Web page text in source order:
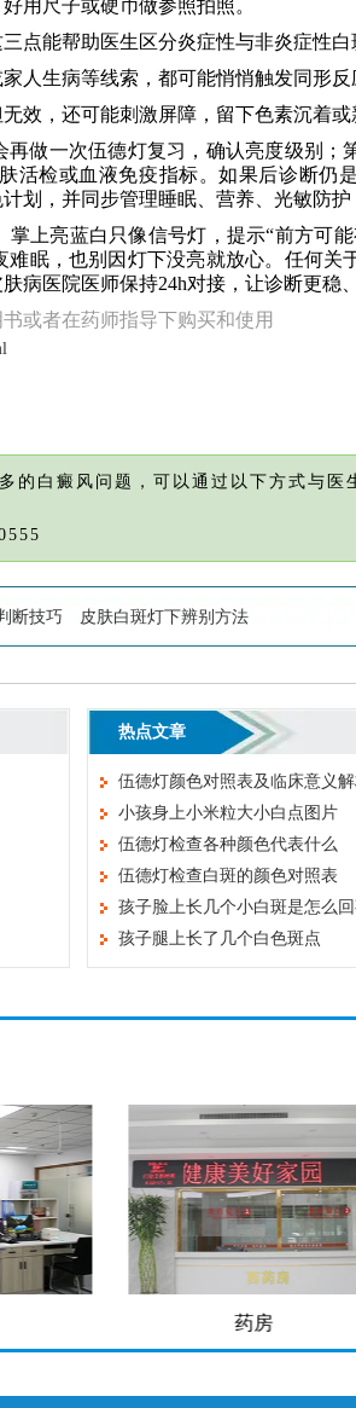
用尺子或硬币做参照拍照。
点能帮助医生区分炎症性与非炎症性白
人生病等线索，都可能悄悄触发同形反
效，还可能刺激屏障，留下色素沉着或
做一次伍德灯复习，确认亮度级别；
活检或血液免疫指标。如果后诊断仍
划，并同步管理睡眠、营养、光敏防护
上亮蓝白只像信号灯，提示“前方可
眠，也别因灯下没亮就放心。任何关
病医院医师保持24h对接，让诊断更稳
或者在药师指导下购买和使用
的白癜风问题，可以通过以下方式与医
断技巧 皮肤白斑灯下辨别方法
热点文章
伍德灯颜色对照表及临床意义
小孩身上小米粒大小白点图片
伍德灯检查各种颜色代表什么
伍德灯检查白斑的颜色对照表
孩子脸上长几个小白斑是怎么
孩子腿上长了几个白色斑点
药房